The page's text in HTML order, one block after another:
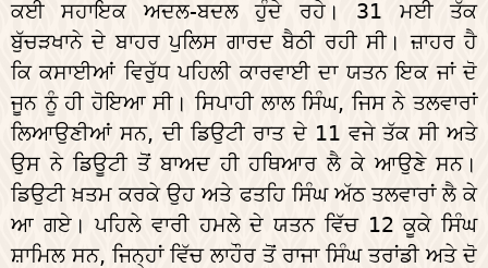
ਕਈ ਸਹਾਇਕ ਅਦਲ-ਬਦਲ ਹੁੰਦੇ ਰਹੇ। 31 ਮਈ ਤੱਕ
ਬੁੱਚੜਖਾਨੇ ਦੇ ਬਾਹਰ ਪੁਲਿਸ ਗਾਰਦ ਬੈਠੀ ਰਹੀ ਸੀ। ਜ਼ਾਹਰ ਹੈ
ਕਿ ਕਸਾਈਆਂ ਵਿਰੁੱਧ ਪਹਿਲੀ ਕਾਰਵਾਈ ਦਾ ਯਤਨ ਇਕ ਜਾਂ ਦੋ
ਜੂਨ ਨੂੰ ਹੀ ਹੋਇਆ ਸੀ। ਸਿਪਾਹੀ ਲਾਲ ਸਿੰਘ, ਜਿਸ ਨੇ ਤਲਵਾਰਾਂ
ਲਿਆਉਣੀਆਂ ਸਨ, ਦੀ ਡਿਉਟੀ ਰਾਤ ਦੇ 11 ਵਜੇ ਤੱਕ ਸੀ ਅਤੇ
ਉਸ ਨੇ ਡਿਊਟੀ ਤੋਂ ਬਾਅਦ ਹੀ ਹਥਿਆਰ ਲੈ ਕੇ ਆਉਣੇ ਸਨ।
ਡਿਉਟੀ ਖ਼ਤਮ ਕਰਕੇ ਉਹ ਅਤੇ ਫਤਹਿ ਸਿੰਘ ਅੱਠ ਤਲਵਾਰਾਂ ਲੈ ਕੇ
ਆ ਗਏ। ਪਹਿਲੇ ਵਾਰੀ ਹਮਲੇ ਦੇ ਯਤਨ ਵਿੱਚ 12 ਕੂਕੇ ਸਿੰਘ
ਸ਼ਾਮਿਲ ਸਨ, ਜਿਨ੍ਹਾਂ ਵਿੱਚ ਲਾਹੌਰ ਤੋਂ ਰਾਜਾ ਸਿੰਘ ਤਰਾਂਡੀ ਅਤੇ ਦੋ